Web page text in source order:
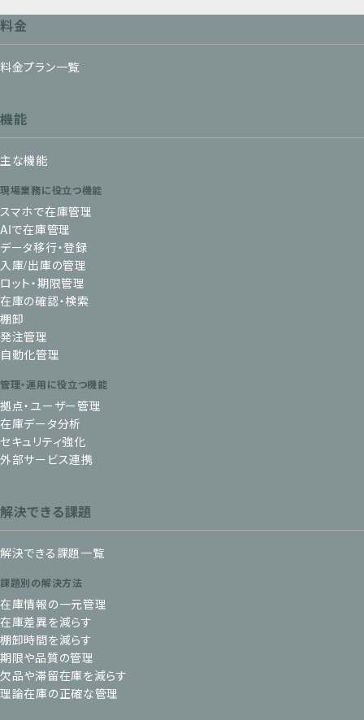
料金
料金プラン一覧
機能
主な機能
現場業務に役立つ機能
スマホで在庫管理
AIで在庫管理
データ移行・登録
入庫/出庫の管理
ロット・期限管理
在庫の確認・検索
棚卸
発注管理
自動化管理
管理・運用に役立つ機能
拠点・ユーザー管理
在庫データ分析
セキュリティ強化
外部サービス連携
解決できる課題
解決できる課題一覧
課題別の解決方法
在庫情報の一元管理
在庫差異を減らす
棚卸時間を減らす
期限や品質の管理
欠品や滞留在庫を減らす
理論在庫の正確な管理